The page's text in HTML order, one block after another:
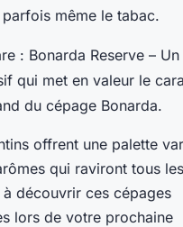
même le tabac.
: Bonarda Reserve –
qui met en valeur le
du cépage Bonarda.
offrent une palette
qui raviront tous
découvrir ces cépages
lors de votre prochaine